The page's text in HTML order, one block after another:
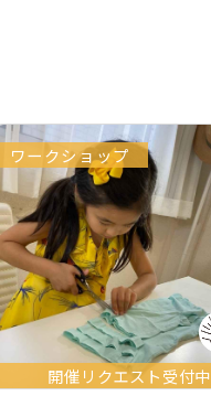
ワークショップ
開催リクエスト受付中